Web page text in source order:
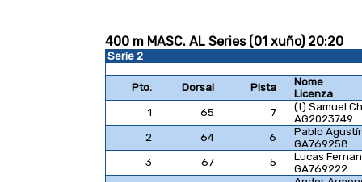
Serie 2
Pto. Dorsal Pista
Nome
Licenza
1
65 7
(t) Samuel
AG2023749
2
64 6
Pablo
GA769258
3
67 5
Lucas
GA769222
400 m MASC. AL Series (01 xuño) 20:20